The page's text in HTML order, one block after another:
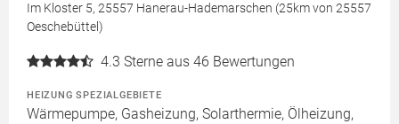
Im Kloster 5, 25557 Hanerau-Hademarschen (25km von 25557
Oeschebüttel)
4.3 Sterne aus 46 Bewertungen
HEIZUNG SPEZIALGEBIETE
Wärmepumpe, Gasheizung, Solarthermie, Ölheizung,